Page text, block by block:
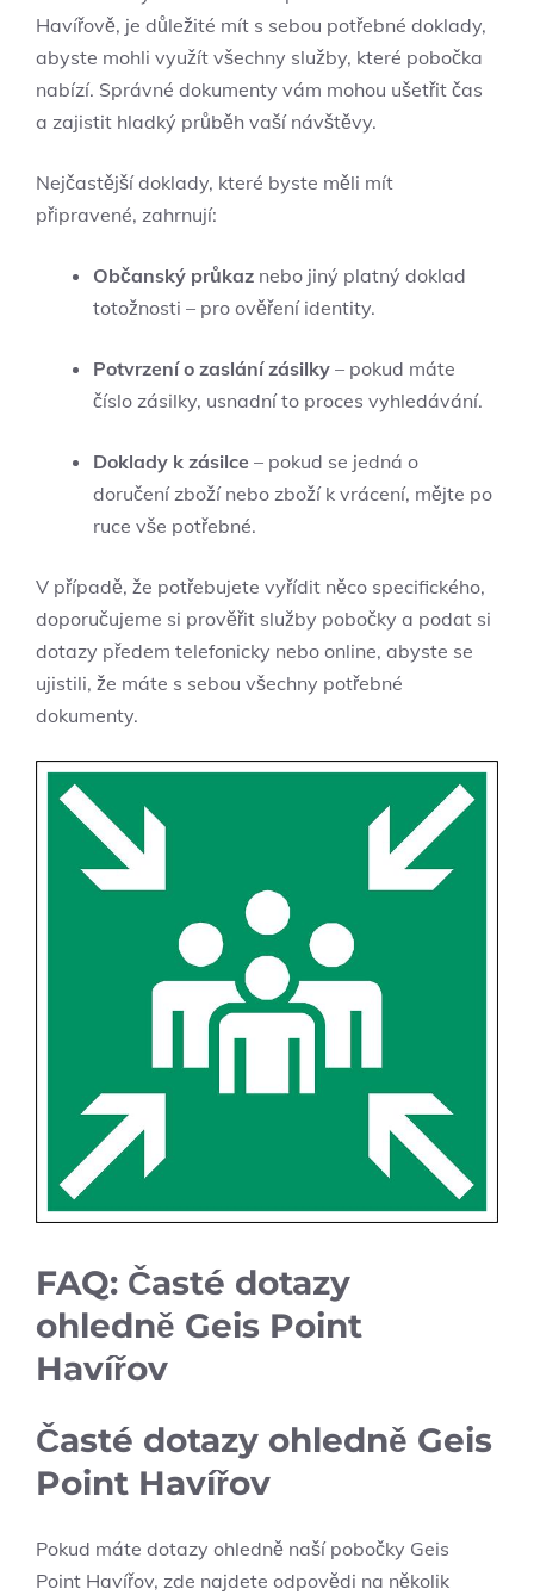
Havířově, je důležité mít s sebou potřebné doklady,
abyste mohli využít všechny služby, které pobočka
nabízí. Správné dokumenty vám mohou ušetřit čas
a zajistit hladký průběh vaší návštěvy.
Nejčastější doklady, které byste měli mít
připravené, zahrnují:
Občanský průkaz nebo jiný platný doklad
totožnosti – pro ověření identity.
Potvrzení o zaslání zásilky – pokud máte
číslo zásilky, usnadní to proces vyhledávání.
Doklady k zásilce – pokud se jedná o
doručení zboží nebo zboží k vrácení, mějte po
ruce vše potřebné.
V případě, že potřebujete vyřídit něco specifického,
doporučujeme si prověřit služby pobočky a podat si
dotazy předem telefonicky nebo online, abyste se
ujistili, že máte s sebou všechny potřebné
dokumenty.
FAQ: Časté dotazy
ohledně Geis Point
Havířov
Časté dotazy ohledně Geis
Point Havířov
Pokud máte dotazy ohledně naší pobočky Geis
Point Havířov, zde najdete odpovědi na několik